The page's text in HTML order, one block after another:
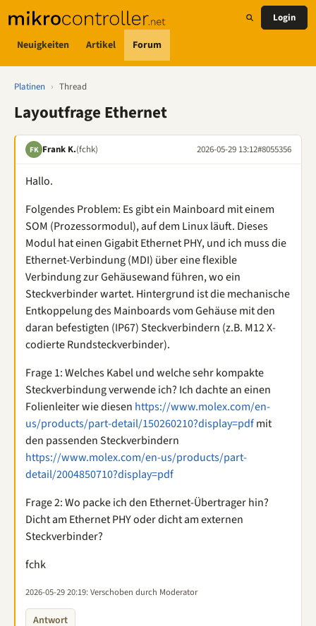
Neuigkeiten Artikel Forum
Login
Platinen › Thread
Layoutfrage Ethernet
FK Frank K.(fchk) 2026-05-29 13:12#8055356
Hallo.
Folgendes Problem: Es gibt ein Mainboard mit einem
SOM (Prozessormodul), auf dem Linux läuft. Dieses
Modul hat einen Gigabit Ethernet PHY, und ich muss die
Ethernet-Verbindung (MDI) über eine flexible
Verbindung zur Gehäusewand führen, wo ein
Steckverbinder wartet. Hintergrund ist die mechanische
Entkoppelung des Mainboards vom Gehäuse mit den
daran befestigten (IP67) Steckverbindern (z.B. M12 X-
codierte Rundsteckverbinder).
Frage 1: Welches Kabel und welche sehr kompakte
Steckverbindung verwende ich? Ich dachte an einen
Folienleiter wie diesen https://www.molex.com/en-
us/products/part-detail/150260210?display=pdfmit
den passenden Steckverbindern
https://www.molex.com/en-us/products/part-
detail/2004850710?display=pdf
Frage 2: Wo packe ich den Ethernet-Übertrager hin?
Dicht am Ethernet PHY oder dicht am externen
Steckverbinder?
fchk
2026-05-29 20:19: Verschoben durch Moderator
Antwort